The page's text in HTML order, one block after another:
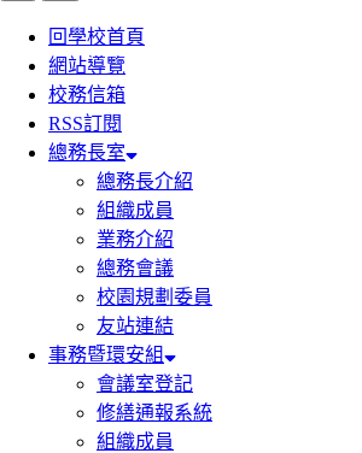
回學校首頁
網站導覽
校務信箱
RSS訂閱
總務長室
總務長介紹
組織成員
業務介紹
總務會議
校園規劃委員
友站連結
事務暨環安組
會議室登記
修繕通報系統
組織成員